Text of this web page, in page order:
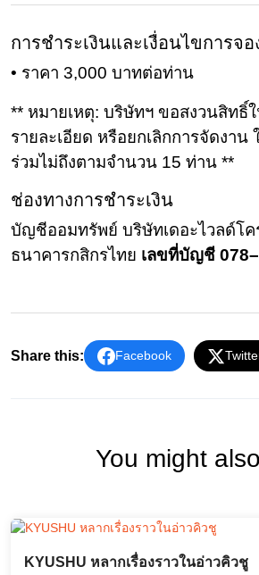
การชําระเงินและเงื่อนไขการจอ
• ราคา 3,000 บาทต่อท่าน
** หมายเหตุ: บริษัทฯ ขอสงวนสิทธิ์
รายละเอียด หรือยกเลิกการจัดงา
ร่วมไม่ถึงตามจำนวน 15 ท่าน **
ช่องทางการชําระเงิน
บัญชีออมทรัพย์ บริษัทเดอะไวลด์โค
ธนาคารกสิกรไทย เลขที่บัญชี
Share this: Facebook
You might
KYUSHU หลากเรื่องราวในอ่าวคิวชู